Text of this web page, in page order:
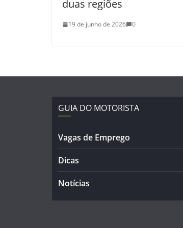
duas regiões
19 de junho de 2026 0
GUIA DO MOTORISTA
Vagas de Emprego
Dicas
Notícias